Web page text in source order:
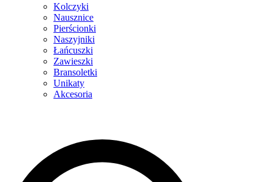
Kolczyki
Nausznice
Pierścionki
Naszyjniki
Łańcuszki
Zawieszki
Bransoletki
Unikaty
Akcesoria